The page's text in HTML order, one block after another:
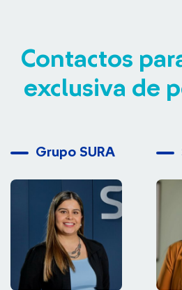
Contactos
exclusiva de
Grupo SURA